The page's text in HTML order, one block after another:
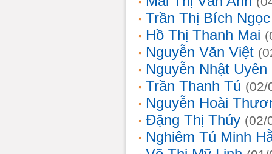
Trần Thị Bích Ngọc
Hồ Thị Thanh Mai
Nguyễn Văn Việt
Nguyễn Nhật Uyên
Trần Thanh Tú (02/
Nguyễn Hoài
Đặng Thị Thúy (02/
Nghiêm Tú Minh